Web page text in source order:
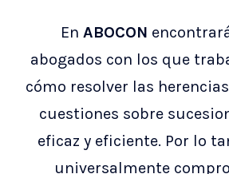
En ABOCON
abogados con los que
cómo resolver las
cuestiones sobre
eficaz y eficiente. Por lo
universalmente